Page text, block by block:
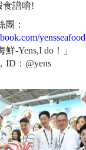
食譜唷!
團：
yensseafood
-Yens,I do！」
ID：@yens